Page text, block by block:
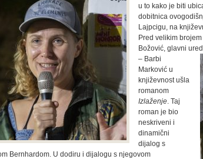
u to kako je biti
dobitnica
Lajpcigu, na
Pred velikim
Božović, glavni
– Barbi
Marković u
književnost ušla
romanom
Izlaženje. Taj
roman je bio
neskriveni i
dinamični
dijalog s
Bernhardom. U dodiru i dijalogu s njegovom